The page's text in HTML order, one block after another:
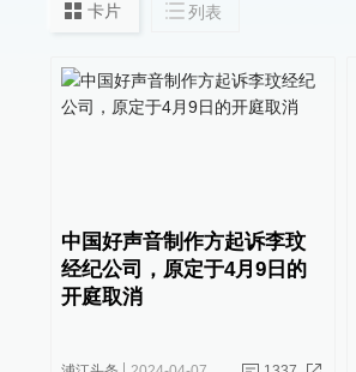
卡片 列表
中国好声音制作方起诉李玟
经纪公司，原定于4月9日的
开庭取消